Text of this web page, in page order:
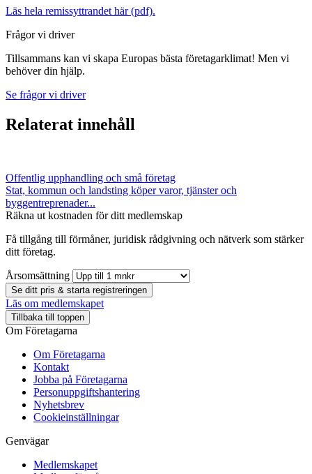
Läs hela remissyttrandet här (pdf).
Frågor vi driver
Tillsammans kan vi skapa Europas bästa företagarklimat! Men vi
behöver din hjälp.
Se frågor vi driver
Relaterat innehåll
Offentlig upphandling och små företag
Stat, kommun och landsting köper varor, tjänster och
byggentreprenader...
Räkna ut kostnaden för ditt medlemskap
Få tillgång till förmåner, juridisk rådgivning och nätverk som stärker
ditt företag.
Årsomsättning
Se ditt pris & starta registreringen
Läs om medlemskapet
Tillbaka till toppen
Om Företagarna
Om Företagarna
Kontakt
Jobba på Företagarna
Personuppgiftshantering
Nyhetsbrev
Cookieinställningar
Genvägar
Medlemskapet